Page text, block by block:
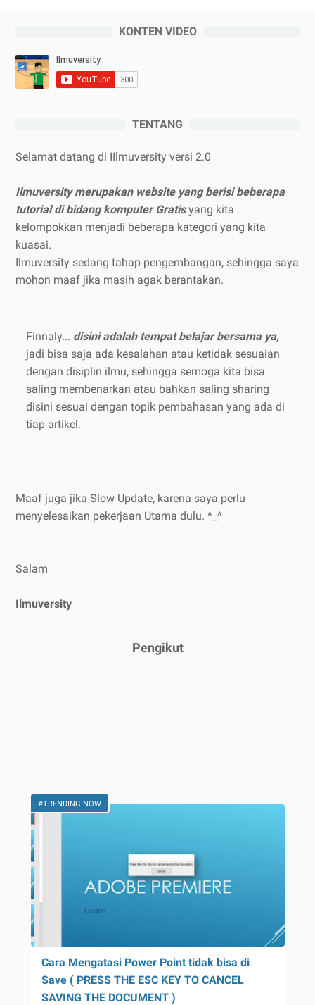
KONTEN VIDEO
TENTANG
Selamat datang di IIlmuversity versi 2.0
Ilmuversity merupakan website yang berisi beberapa
tutorial di bidang komputer Gratisyang kita
kelompokkan menjadi beberapa kategori yang kita
kuasai.
Ilmuversity sedang tahap pengembangan, sehingga saya
mohon maaf jika masih agak berantakan.
Finnaly... disini adalah tempat belajar bersama ya,
jadi bisa saja ada kesalahan atau ketidak sesuaian
dengan disiplin ilmu, sehingga semoga kita bisa
saling membenarkan atau bahkan saling sharing
disini sesuai dengan topik pembahasan yang ada di
tiap artikel.
Maaf juga jika Slow Update, karena saya perlu
menyelesaikan pekerjaan Utama dulu. ^_^
Salam
Ilmuversity
Pengikut
#TRENDING NOW
Cara Mengatasi Power Point tidak bisa di
Save ( PRESS THE ESC KEY TO CANCEL
SAVING THE DOCUMENT )